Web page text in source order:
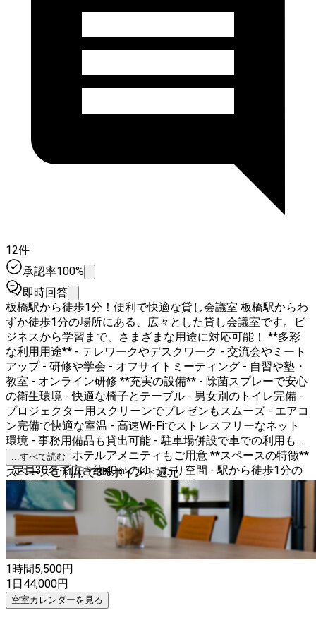
12件
承認率100%
即時回答
板橋駅から徒歩1分！便利で快適な貸し会議室 板橋駅からわ
ずか徒歩1分の場所にある、広々とした貸し会議室です。ビ
ジネスから学習まで、さまざまな用途に対応可能！ **多彩
な利用用途** - テレワークやデスクワーク - 交流会やミート
アップ - 研修や学会 - オフサイトミーティング - 自習や塾・
教室 - オンライン研修 **充実の設備** - 除菌スプレーで安心
の衛生環境 - 快適な椅子とテーブル - 男女別のトイレ完備 -
プロジェクター用スクリーンでプレゼンもスムーズ - エアコ
ン完備で快適な室温 - 高速Wi-Fiでストレスフリーなネット
環境 - 事務用備品も貸出可能 - 駐車場併設で車での利用も可
能 - タオル等ホテルアメニティもご用意 **スペースの特徴**
- 定員30名で広さ約40㎡のゆったり空間 - 駅から徒歩1分の
好立地でアクセス抜群 この貸し会議室は、ビジネスシーン
からプライベートな集まりまで、幅広くご利用いただけま
す。快適な環境で、あなたのアイデアを形にしてみません
か？ぜひ、この機会にご利用ください！
...すべて読む
スペースご利用で3%ポイント還元
1時間5,500円
1日44,000円
空室カレンダーを見る